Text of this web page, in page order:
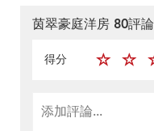
茵翠豪庭洋房 80評論
得分